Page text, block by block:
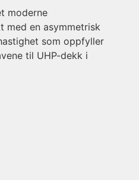
moderne
med en asymmetrisk
som oppfyller
til UHP-dekk i